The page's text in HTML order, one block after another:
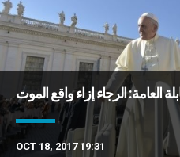
العامة: الرجاء إزاء واقع الموت
OCT 18, 2017 19:31